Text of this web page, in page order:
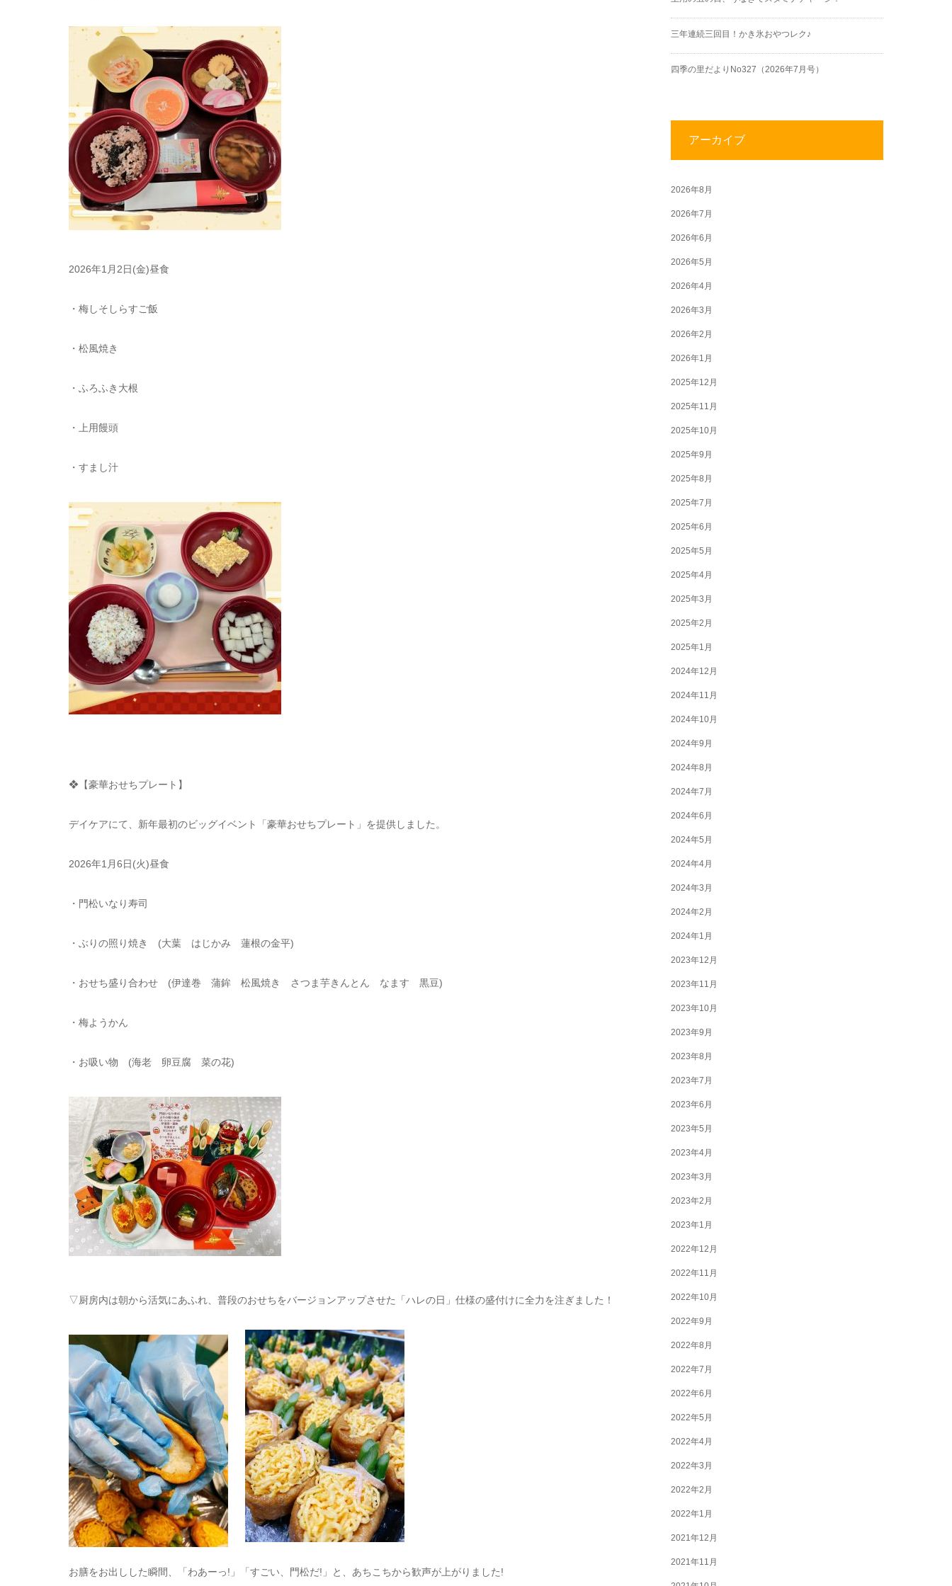
2026年1月2日(金)昼食
・梅しそしらすご飯
・松風焼き
・ふろふき大根
・上用饅頭
・すまし汁
❖【豪華おせちプレート】
デイケアにて、新年最初のビッグイベント「豪華おせちプレート」を提供しました。
2026年1月6日(火)昼食
・門松いなり寿司
・ぶりの照り焼き (大葉 はじかみ 蓮根の金平)
・おせち盛り合わせ (伊達巻 蒲鉾 松風焼き さつま芋きんとん なます 黒豆)
・梅ようかん
・お吸い物 (海老 卵豆腐 菜の花)
▽厨房内は朝から活気にあふれ、普段のおせちをバージョンアップさせた「ハレの日」仕様の盛付けに全力を注ぎました！
お膳をお出しした瞬間、「わあーっ!」「すごい、門松だ!」と、あちこちから歓声が上がりました!
三年連続三回目！かき氷おやつレク♪
四季の里だよりNo327（2026年7月号）
アーカイブ
2026年8月
2026年7月
2026年6月
2026年5月
2026年4月
2026年3月
2026年2月
2026年1月
2025年12月
2025年11月
2025年10月
2025年9月
2025年8月
2025年7月
2025年6月
2025年5月
2025年4月
2025年3月
2025年2月
2025年1月
2024年12月
2024年11月
2024年10月
2024年9月
2024年8月
2024年7月
2024年6月
2024年5月
2024年4月
2024年3月
2024年2月
2024年1月
2023年12月
2023年11月
2023年10月
2023年9月
2023年8月
2023年7月
2023年6月
2023年5月
2023年4月
2023年3月
2023年2月
2023年1月
2022年12月
2022年11月
2022年10月
2022年9月
2022年8月
2022年7月
2022年6月
2022年5月
2022年4月
2022年3月
2022年2月
2022年1月
2021年12月
2021年11月